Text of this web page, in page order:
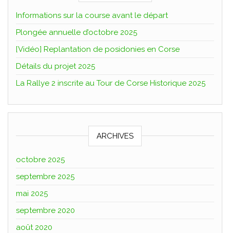
Informations sur la course avant le départ
Plongée annuelle d’octobre 2025
[Vidéo] Replantation de posidonies en Corse
Détails du projet 2025
La Rallye 2 inscrite au Tour de Corse Historique 2025
ARCHIVES
octobre 2025
septembre 2025
mai 2025
septembre 2020
août 2020